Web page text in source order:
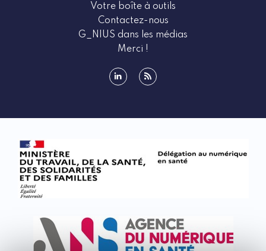
Votre boîte à outils
Contactez-nous
G_NIUS dans les médias
Merci !